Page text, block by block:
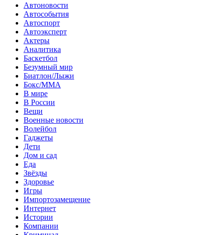
Автоновости
Автособытия
Автоспорт
Автоэксперт
Актеры
Аналитика
Баскетбол
Безумный мир
Биатлон/Лыжи
Бокс/MMA
В мире
В России
Вещи
Военные новости
Волейбол
Гаджеты
Дети
Дом и сад
Еда
Звёзды
Здоровье
Игры
Импортозамещение
Интернет
Истории
Компании